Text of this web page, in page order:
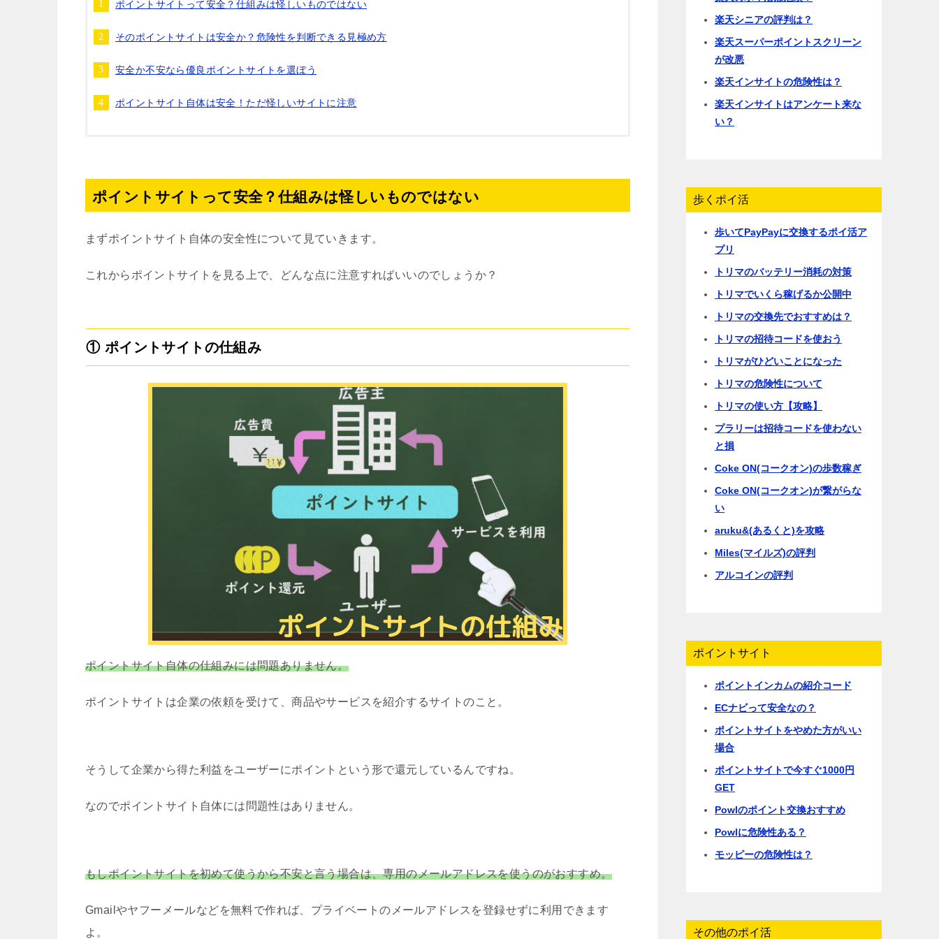
ポイントサイトって安全？仕組みは怪しいものではない
そのポイントサイトは安全か？危険性を判断できる見極め方
安全か不安なら優良ポイントサイトを選ぼう
ポイントサイト自体は安全！ただ怪しいサイトに注意
ポイントサイトって安全？仕組みは怪しいものではない
まずポイントサイト自体の安全性について見ていきます。
これからポイントサイトを見る上で、どんな点に注意すればいいのでしょうか？
① ポイントサイトの仕組み
ポイントサイト自体の仕組みには問題ありません。
ポイントサイトは企業の依頼を受けて、商品やサービスを紹介するサイトのこと。
そうして企業から得た利益をユーザーにポイントという形で還元しているんですね。
なのでポイントサイト自体には問題性はありません。
もしポイントサイトを初めて使うから不安と言う場合は、専用のメールアドレスを使うのがおすすめ。
Gmailやヤフーメールなどを無料で作れば、プライベートのメールアドレスを登録せずに利用できます
よ。
楽天シニアの評判は？
楽天スーパーポイントスクリーン
が改悪
楽天インサイトの危険性は？
楽天インサイトはアンケート来な
い？
歩くポイ活
歩いてPayPayに交換するポイ活ア
プリ
トリマのバッテリー消耗の対策
トリマでいくら稼げるか公開中
トリマの交換先でおすすめは？
トリマの招待コードを使おう
トリマがひどいことになった
トリマの危険性について
トリマの使い方【攻略】
プラリーは招待コードを使わない
と損
Coke ON(コークオン)の歩数稼ぎ
Coke ON(コークオン)が繋がらな
い
aruku&(あるくと)を攻略
Miles(マイルズ)の評判
アルコインの評判
ポイントサイト
ポイントインカムの紹介コード
ECナビって安全なの？
ポイントサイトをやめた方がいい
場合
ポイントサイトで今すぐ1000円
GET
Powlのポイント交換おすすめ
Powlに危険性ある？
モッピーの危険性は？
その他のポイ活